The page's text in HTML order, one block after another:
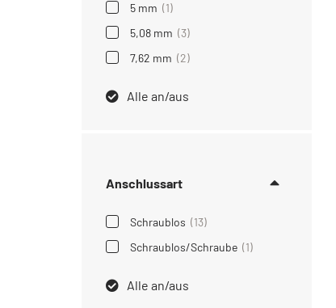
5 mm (1)
5,08 mm (3)
7,62 mm (2)
Alle an/aus
Anschlussart
Schraublos (13)
Schraublos/Schraube (1)
Alle an/aus